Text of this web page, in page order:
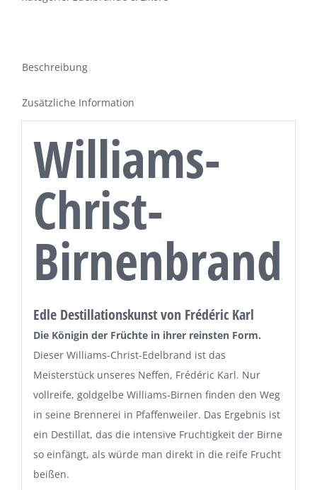
Beschreibung
Zusätzliche Information
Williams-
Christ-
Birnenbrand
Edle Destillationskunst von Frédéric Karl
Die Königin der Früchte in ihrer reinsten Form.
Dieser Williams-Christ-Edelbrand ist das
Meisterstück unseres Neffen, Frédéric Karl. Nur
vollreife, goldgelbe Williams-Birnen finden den Weg
in seine Brennerei in Pfaffenweiler. Das Ergebnis ist
ein Destillat, das die intensive Fruchtigkeit der Birne
so einfängt, als würde man direkt in die reife Frucht
beißen.